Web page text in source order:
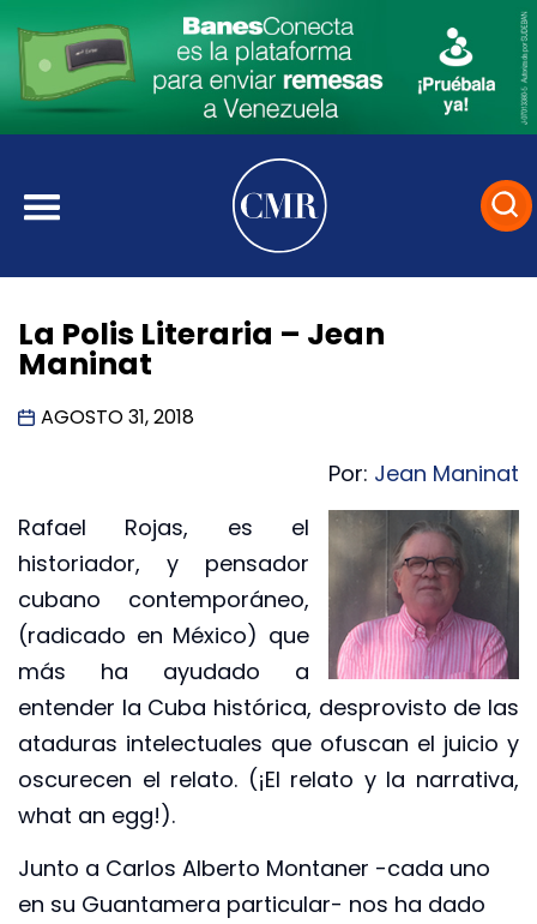
La Polis Literaria – Jean
Maninat
AGOSTO 31, 2018
Por: Jean Maninat
Rafael Rojas, es el
historiador, y pensador
cubano contemporáneo,
(radicado en México) que
más ha ayudado a
entender la Cuba histórica, desprovisto de las
ataduras intelectuales que ofuscan el juicio y
oscurecen el relato. (¡El relato y la narrativa,
what an egg!).
Junto a Carlos Alberto Montaner -cada uno
en su Guantamera particular- nos ha dado